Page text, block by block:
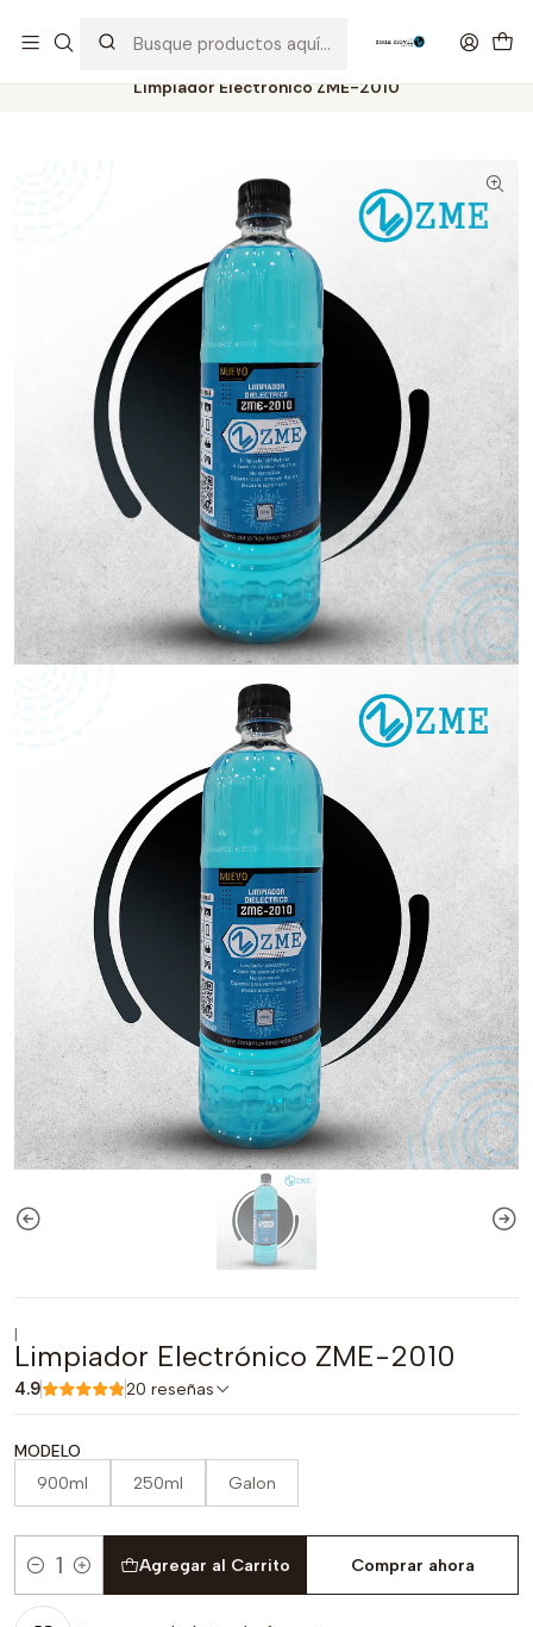
Limpiador Electrónico ZME-2010
|
Limpiador Electrónico ZME-2010
4.9 20 reseñas
MODELO
900ml 250ml Galon
Cantidad
Agregar al Carrito Comprar ahora